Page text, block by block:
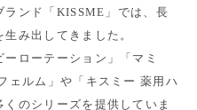
ンド「KISSME」では、長
み出してきました。
ローテーション」「マミ
ェルム」や「キスミー 薬用ハ
のシリーズを提供していま